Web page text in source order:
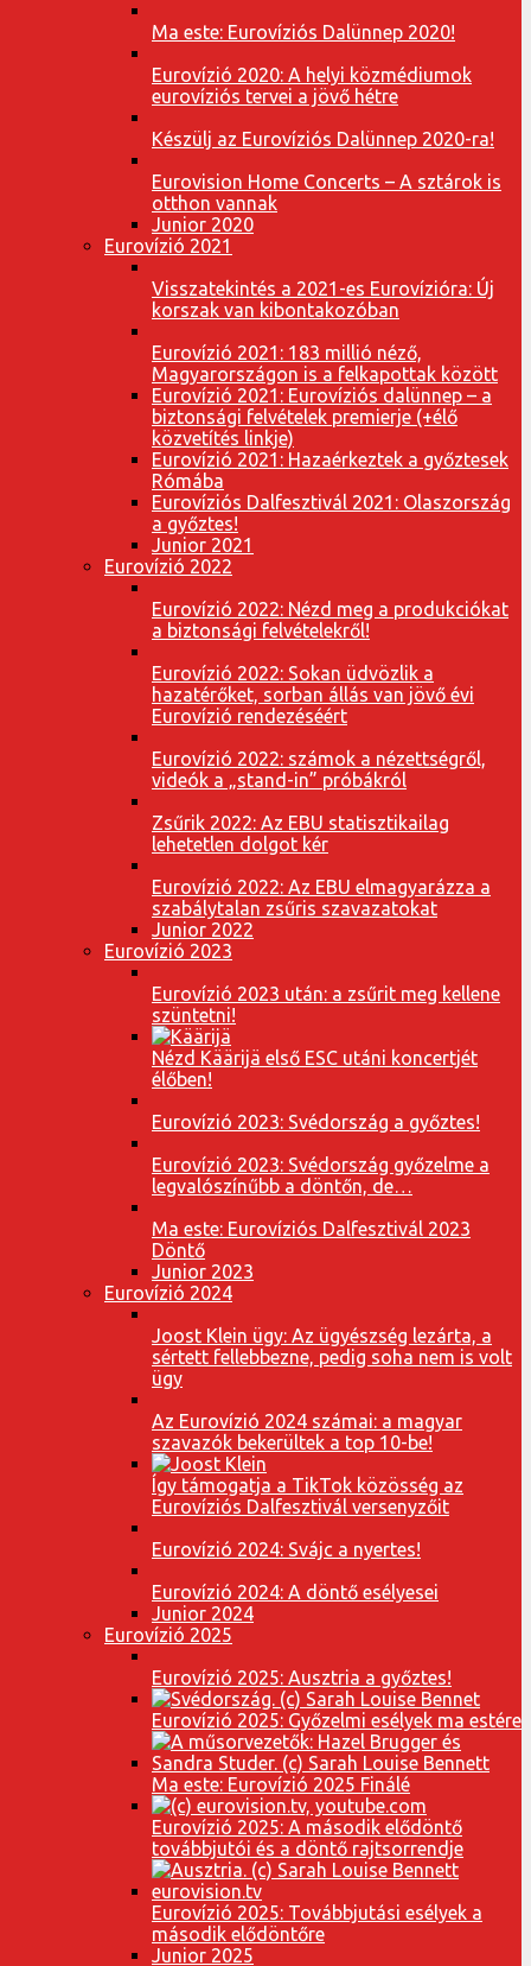
Ma este: Eurovíziós Dalünnep 2020!
Eurovízió 2020: A helyi közmédiumok
eurovíziós tervei a jövő hétre
Készülj az Eurovíziós Dalünnep 2020-ra!
Eurovision Home Concerts – A sztárok is
otthon vannak
Junior 2020
Eurovízió 2021
Visszatekintés a 2021-es Eurovízióra: Új
korszak van kibontakozóban
Eurovízió 2021: 183 millió néző,
Magyarországon is a felkapottak között
Eurovízió 2021: Eurovíziós dalünnep – a
biztonsági felvételek premierje (+élő
közvetítés linkje)
Eurovízió 2021: Hazaérkeztek a győztesek
Rómába
Eurovíziós Dalfesztivál 2021: Olaszország
a győztes!
Junior 2021
Eurovízió 2022
Eurovízió 2022: Nézd meg a produkciókat
a biztonsági felvételekről!
Eurovízió 2022: Sokan üdvözlik a
hazatérőket, sorban állás van jövő évi
Eurovízió rendezéséért
Eurovízió 2022: számok a nézettségről,
videók a „stand-in” próbákról
Zsűrik 2022: Az EBU statisztikailag
lehetetlen dolgot kér
Eurovízió 2022: Az EBU elmagyarázza a
szabálytalan zsűris szavazatokat
Junior 2022
Eurovízió 2023
Eurovízió 2023 után: a zsűrit meg kellene
szüntetni!
Nézd Käärijä első ESC utáni koncertjét
élőben!
Eurovízió 2023: Svédország a győztes!
Eurovízió 2023: Svédország győzelme a
legvalószínűbb a döntőn, de…
Ma este: Eurovíziós Dalfesztivál 2023
Döntő
Junior 2023
Eurovízió 2024
Joost Klein ügy: Az ügyészség lezárta, a
sértett fellebbezne, pedig soha nem is volt
ügy
Az Eurovízió 2024 számai: a magyar
szavazók bekerültek a top 10-be!
Így támogatja a TikTok közösség az
Eurovíziós Dalfesztivál versenyzőit
Eurovízió 2024: Svájc a nyertes!
Eurovízió 2024: A döntő esélyesei
Junior 2024
Eurovízió 2025
Eurovízió 2025: Ausztria a győztes!
Eurovízió 2025: Győzelmi esélyek ma estére
Ma este: Eurovízió 2025 Finálé
Eurovízió 2025: A második elődöntő
továbbjutói és a döntő rajtsorrendje
Eurovízió 2025: Továbbjutási esélyek a
második elődöntőre
Junior 2025